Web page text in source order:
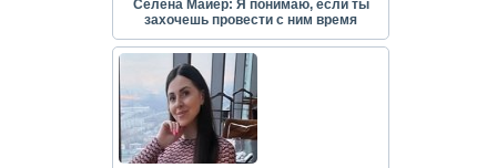
Селена Майер: Я понимаю, если ты
захочешь провести с ним время